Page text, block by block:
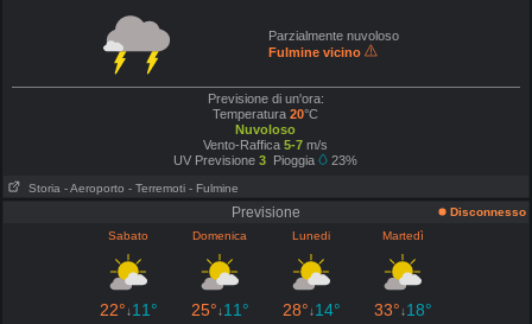
Parzialmente nuvoloso
Fulmine vicino
Previsione di un'ora:
Temperatura20°C
Nuvoloso
Vento-Raffica 5-7 m/s
UV Previsione3 Pioggia 23%
Storia - Aeroporto - Terremoti - Fulmine
Previsione
Disconnesso
Sabato
Domenica Lunedi Martedì
22°↓11° 25°↓11° 28°↓14° 33°↓18°